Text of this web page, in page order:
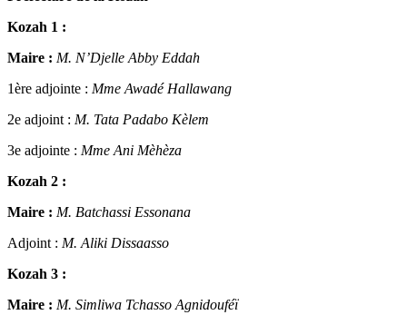
Kozah 1 :
Maire : M. N’Djelle Abby Eddah
1ère adjointe : Mme Awadé Hallawang
2e adjoint : M. Tata Padabo Kèlem
3e adjointe : Mme Ani Mèhèza
Kozah 2 :
Maire : M. Batchassi Essonana
Adjoint : M. Aliki Dissaasso
Kozah 3 :
Maire : M. Simliwa Tchasso Agnidouféï